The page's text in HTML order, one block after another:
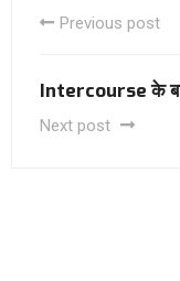
Previous post
Intercourse के
Next post